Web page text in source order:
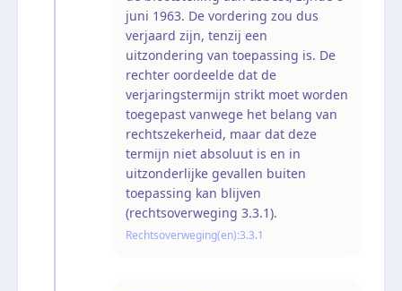
juni 1963. De vordering zou dus
verjaard zijn, tenzij een
uitzondering van toepassing is. De
rechter oordeelde dat de
verjaringstermijn strikt moet worden
toegepast vanwege het belang van
rechtszekerheid, maar dat deze
termijn niet absoluut is en in
uitzonderlijke gevallen buiten
toepassing kan blijven
(rechtsoverweging 3.3.1).
Rechtsoverweging(en):3.3.1